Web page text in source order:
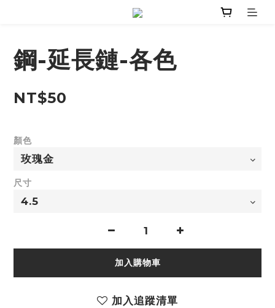
鋼-延長鏈-各色
NT$50
顏色
尺寸
加入購物車
加入追蹤清單